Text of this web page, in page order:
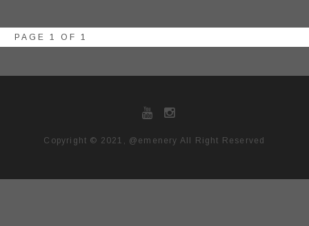
PAGE 1 OF 1
Copyright © 2021, @emenery All Right Reserved